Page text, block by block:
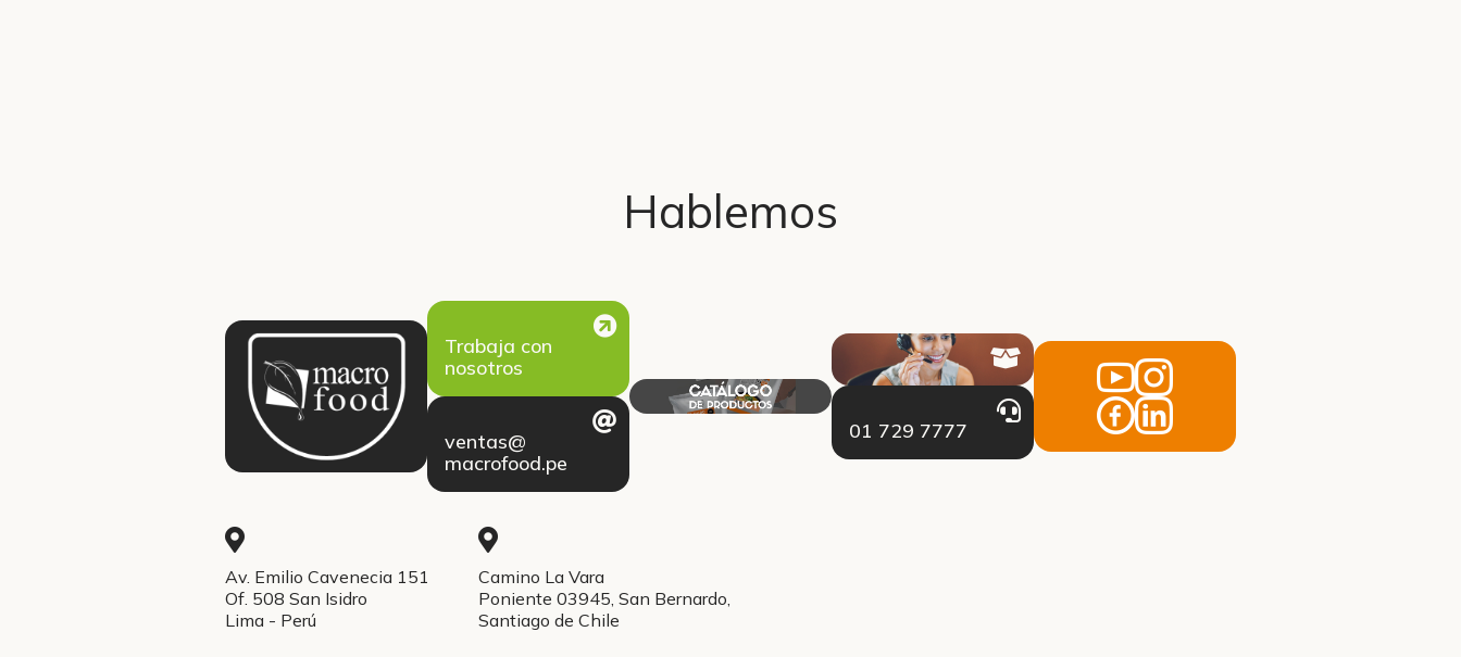
Hablemos
Trabaja con
nosotros
ventas@
macrofood.pe
01 729 7777
Av. Emilio Cavenecia 151
Of. 508 San Isidro
Lima - Perú
Camino La Vara
Poniente 03945, San Bernardo,
Santiago de Chile